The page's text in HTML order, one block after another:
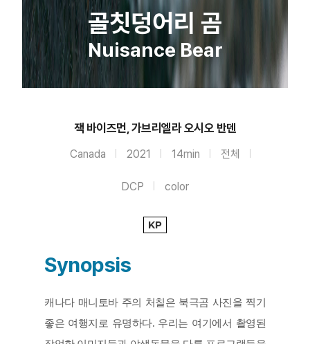
골칫덩어리 곰
Nuisance Bear
잭 바이즈먼, 가브리엘라 오시오 반덴
Canada 2021 14min 전체
DCP color
KP
Synopsis
캐나다 매니토바 주의 처칠은 북극곰 사진을 찍기
좋은 여행지로 유명하다. 우리는 여기에서 촬영된